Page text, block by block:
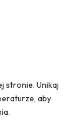
stronie. Unikaj
aby